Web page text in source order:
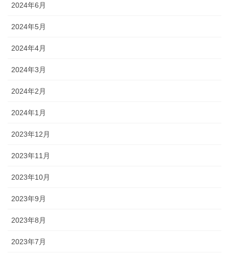
2024年6月
2024年5月
2024年4月
2024年3月
2024年2月
2024年1月
2023年12月
2023年11月
2023年10月
2023年9月
2023年8月
2023年7月